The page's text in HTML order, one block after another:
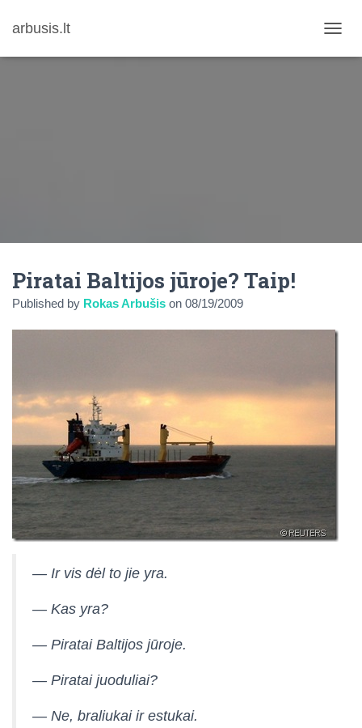
arbusis.lt
O
I
Piratai Baltijos jūroje? Taip!
Published by Rokas Arbušis on 08/19/2009
— Ir vis dėl to jie yra.
— Kas yra?
— Piratai Baltijos jūroje.
— Piratai juoduliai?
— Ne, braliukai ir estukai.